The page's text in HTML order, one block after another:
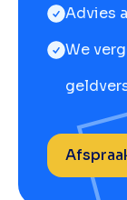
Advies
We